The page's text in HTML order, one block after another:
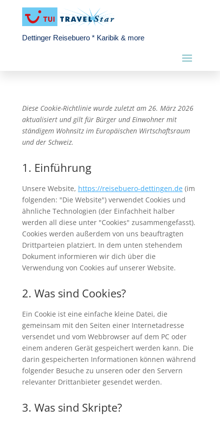
Dettinger Reisebuero * Karibik & more
Diese Cookie-Richtlinie wurde zuletzt am 26. März 2026
aktualisiert und gilt für Bürger und Einwohner mit
ständigem Wohnsitz im Europäischen Wirtschaftsraum
und der Schweiz.
1. Einführung
Unsere Website, https://reisebuero-dettingen.de(im
folgenden: "Die Website") verwendet Cookies und
ähnliche Technologien (der Einfachheit halber
werden all diese unter "Cookies" zusammengefasst).
Cookies werden außerdem von uns beauftragten
Drittparteien platziert. In dem unten stehendem
Dokument informieren wir dich über die
Verwendung von Cookies auf unserer Website.
2. Was sind Cookies?
Ein Cookie ist eine einfache kleine Datei, die
gemeinsam mit den Seiten einer Internetadresse
versendet und vom Webbrowser auf dem PC oder
einem anderen Gerät gespeichert werden kann. Die
darin gespeicherten Informationen können während
folgender Besuche zu unseren oder den Servern
relevanter Drittanbieter gesendet werden.
3. Was sind Skripte?